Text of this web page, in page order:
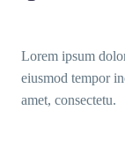
Lorem ipsum
eiusmod tempor
amet, consectetu.